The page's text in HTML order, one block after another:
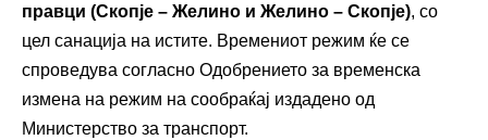
правци (Скопје – Желино и Желино – Скопје), со
цел санација на истите. Времениот режим ќе се
спроведува согласно Одобрението за временска
измена на режим на сообраќај издадено од
Министерство за транспорт.